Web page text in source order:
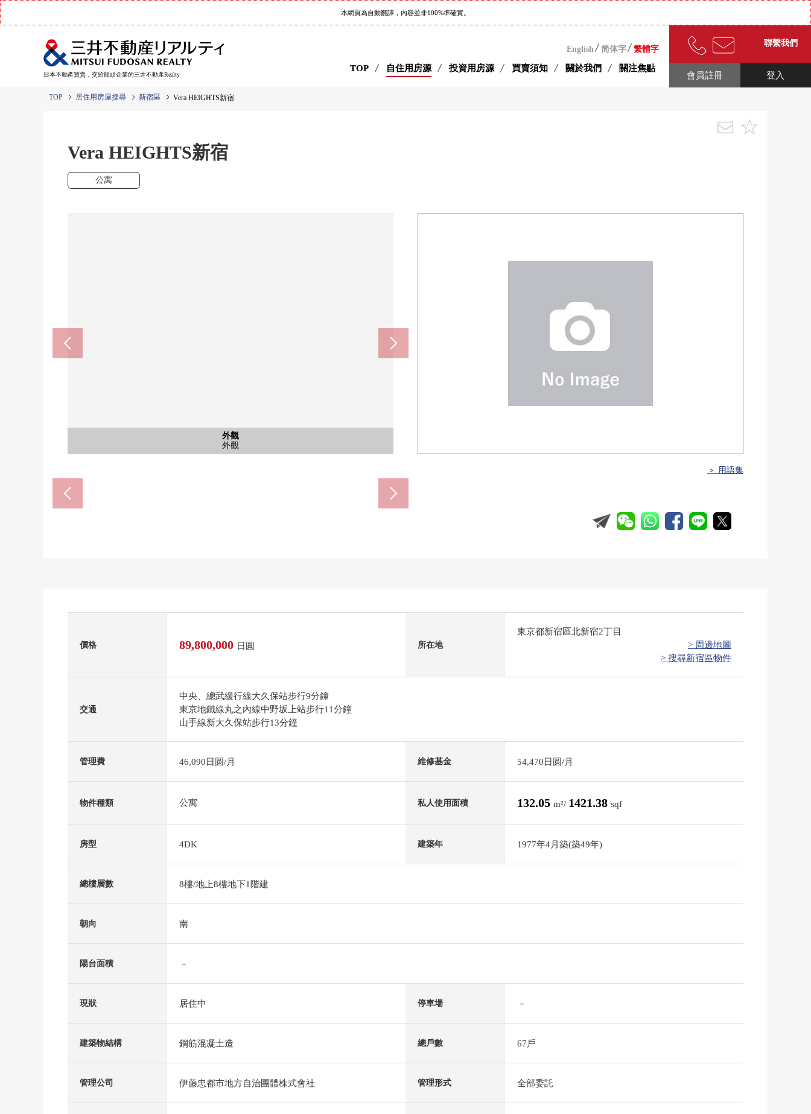
本網頁為自動翻譯，內容並非100%準確實。
日本不動產買賣，交給龍頭企業的三井不動產Realty
English 简体字 繁體字
TOP 自住用房源 投資用房源 買賣須知 關於我們 關注焦點
聯繫我們
登入
會員註冊
TOP 居住用房屋搜尋 新宿區 Vera HEIGHTS新宿
Vera HEIGHTS新宿
公寓
外觀
外觀
風景
出自賣主的拍攝
風景
出自賣主的拍攝
外觀
外觀
風景
風景
風景
風景
共有部分
電梯
共有部分
信箱
入口
入口
入口
入口
共有部分
名牌
停車場
停車場
＞ 用語集
價格 89,800,000 日圓 所在地
東京都新宿區北新宿2丁目
> 周邊地圖
> 搜尋新宿區物件
交通
中央、總武緩行線大久保站步行9分鐘
東京地鐵線丸之內線中野坂上站步行11分鐘
山手線新大久保站步行13分鐘
管理費 46,090日圆/月 維修基金 54,470日圆/月
物件種類 公寓 私人使用面積 132.05 m²/ 1421.38 sqf
房型 4DK 建築年 1977年4月築(築49年)
總樓層數 8樓/地上8樓地下1階建
朝向 南
陽台面積 －
現狀 居住中 停車場 －
建築物結構 鋼筋混凝土造 總戶數 67戶
管理公司 伊藤忠都市地方自治團體株式會社 管理形式 全部委託